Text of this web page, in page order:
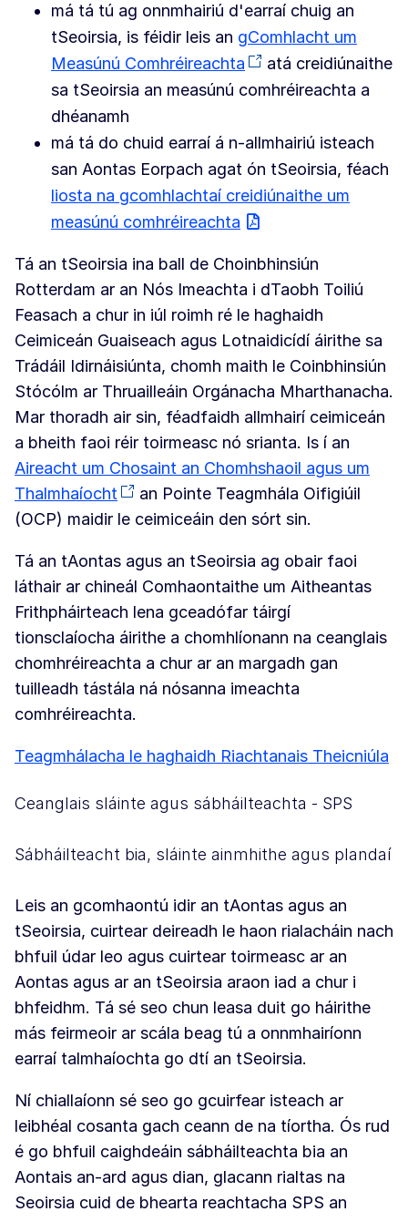
má tá tú ag onnmhairiú d'earraí chuig an
tSeoirsia, is féidir leis an gComhlacht um
Measúnú Comhréireachta
atá creidiúnaithe
sa tSeoirsia an measúnú comhréireachta a
dhéanamh
má tá do chuid earraí á n-allmhairiú isteach
san Aontas Eorpach agat ón tSeoirsia, féach
liosta na gcomhlachtaí creidiúnaithe um
measúnú comhréireachta
Tá an tSeoirsia ina ball de Choinbhinsiún
Rotterdam ar an Nós Imeachta i dTaobh Toiliú
Feasach a chur in iúl roimh ré le haghaidh
Ceimiceán Guaiseach agus Lotnaidicídí áirithe sa
Trádáil Idirnáisiúnta, chomh maith le Coinbhinsiún
Stócólm ar Thruailleáin Orgánacha Mharthanacha.
Mar thoradh air sin, féadfaidh allmhairí ceimiceán
a bheith faoi réir toirmeasc nó srianta. Is í an
Aireacht um Chosaint an Chomhshaoil agus um
Thalmhaíocht
an Pointe Teagmhála Oifigiúil
(OCP) maidir le ceimiceáin den sórt sin.
Tá an tAontas agus an tSeoirsia ag obair faoi
láthair ar chineál Comhaontaithe um Aitheantas
Frithpháirteach lena gceadófar táirgí
tionsclaíocha áirithe a chomhlíonann na ceanglais
chomhréireachta a chur ar an margadh gan
tuilleadh tástála ná nósanna imeachta
comhréireachta.
Teagmhálacha le haghaidh Riachtanais Theicniúla
Ceanglais sláinte agus sábháilteachta - SPS
Sábháilteacht bia, sláinte ainmhithe agus plandaí
Leis an gcomhaontú idir an tAontas agus an
tSeoirsia, cuirtear deireadh le haon rialacháin nach
bhfuil údar leo agus cuirtear toirmeasc ar an
Aontas agus ar an tSeoirsia araon iad a chur i
bhfeidhm. Tá sé seo chun leasa duit go háirithe
más feirmeoir ar scála beag tú a onnmhairíonn
earraí talmhaíochta go dtí an tSeoirsia.
Ní chiallaíonn sé seo go gcuirfear isteach ar
leibhéal cosanta gach ceann de na tíortha. Ós rud
é go bhfuil caighdeáin sábháilteachta bia an
Aontais an-ard agus dian, glacann rialtas na
Seoirsia cuid de bhearta reachtacha SPS an